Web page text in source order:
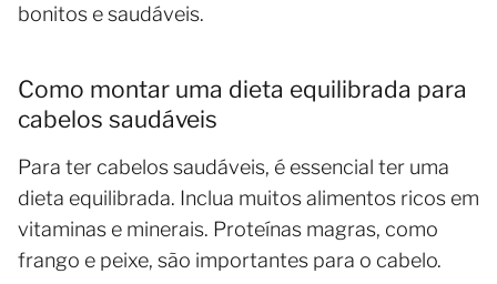
bonitos e saudáveis.
Como montar uma dieta equilibrada para
cabelos saudáveis
Para ter cabelos saudáveis, é essencial ter uma
dieta equilibrada. Inclua muitos alimentos ricos em
vitaminas e minerais. Proteínas magras, como
frango e peixe, são importantes para o cabelo.